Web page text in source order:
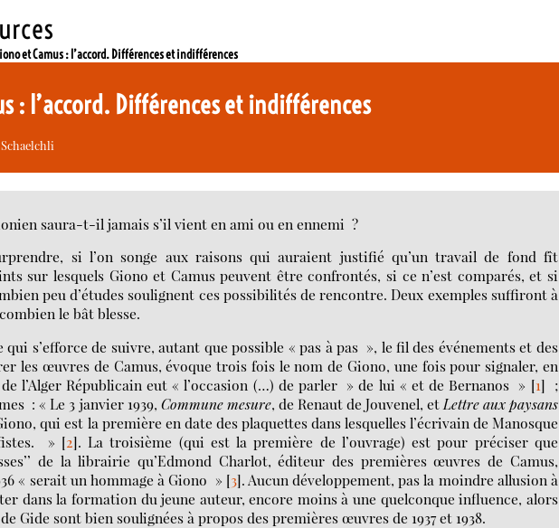
et Camus : l’accord. Différences et indifférences
: l’accord. Différences et indifférences
saura-t-il jamais s’il vient en ami ou en ennemi ?
si l’on songe aux raisons qui auraient justifié qu’un travail de fond fît
sur lesquels Giono et Camus peuvent être confrontés, si ce n’est comparés, et si
peu d’études soulignent ces possibilités de rencontre. Deux exemples suffiront à
le bât blesse.
s’efforce de suivre, autant que possible « pas à pas », le fil des événements et des
les œuvres de Camus, évoque trois fois le nom de Giono, une fois pour signaler, en
l’Alger Républicain eut « l’occasion (…) de parler » de lui « et de Bernanos » [1] ;
: « Le 3 janvier 1939, Commune mesure, de Renaut de Jouvenel, et Lettre aux paysans
qui est la première en date des plaquettes dans lesquelles l’écrivain de Manosque
» [2]. La troisième (qui est la première de l’ouvrage) est pour préciser que
de la librairie qu’Edmond Charlot, éditeur des premières œuvres de Camus,
« serait un hommage à Giono » [3]. Aucun développement, pas la moindre allusion à
dans la formation du jeune auteur, encore moins à une quelconque influence, alors
Gide sont bien soulignées à propos des premières œuvres de 1937 et 1938.